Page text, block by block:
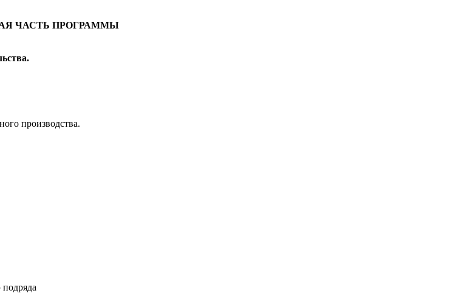
ЧАСТЬ ПРОГРАММЫ
производства.